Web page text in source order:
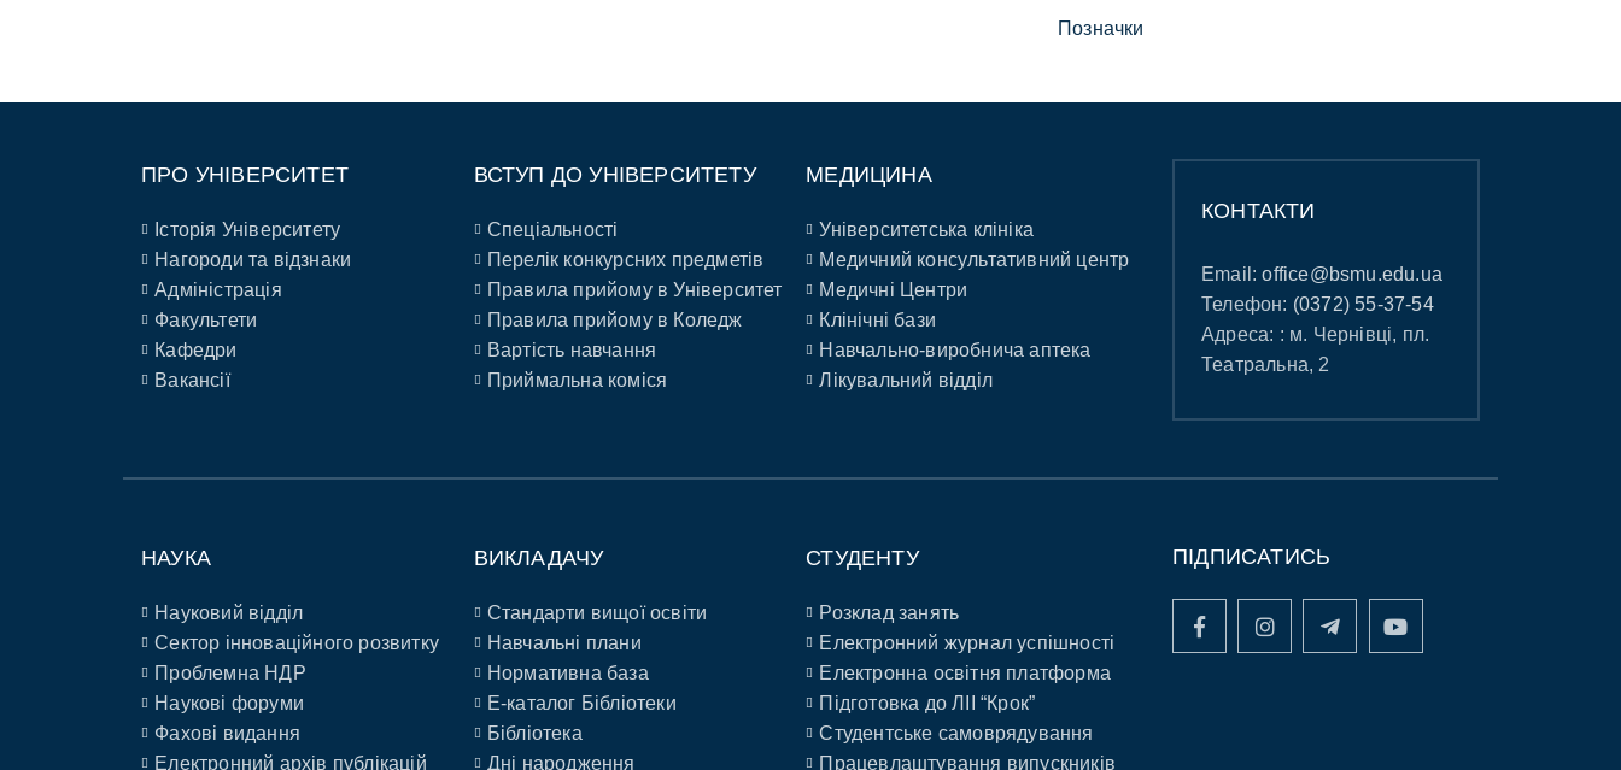
Позначки
ПРО УНІВЕРСИТЕТ
Історія Університету
Нагороди та відзнаки
Адміністрація
Факультети
Кафедри
Вакансії
ВСТУП ДО УНІВЕРСИТЕТУ
Спеціальності
Перелік конкурсних предметів
Правила прийому в Університет
Правила прийому в Коледж
Вартість навчання
Приймальна коміся
МЕДИЦИНА
Університетська клініка
Медичний консультативний центр
Медичні Центри
Клінічні бази
Навчально-виробнича аптека
Лікувальний відділ
КОНТАКТИ
Email:office@bsmu.edu.ua
Телефон: (0372) 55-37-54
Адреса: : м. Чернівці, пл.
Театральна, 2
НАУКА
Науковий відділ
Сектор інноваційного розвитку
Проблемна НДР
Наукові форуми
Фахові видання
Електронний архів публікацій
ВИКЛАДАЧУ
Стандарти вищої освіти
Навчальні плани
Нормативна база
E-каталог Бібліотеки
Бібліотека
Дні народження
СТУДЕНТУ
Розклад занять
Електронний журнал успішності
Електронна освітня платформа
Підготовка до ЛІІ “Крок”
Студентське самоврядування
Працевлаштування випускників
ПІДПИСАТИСЬ